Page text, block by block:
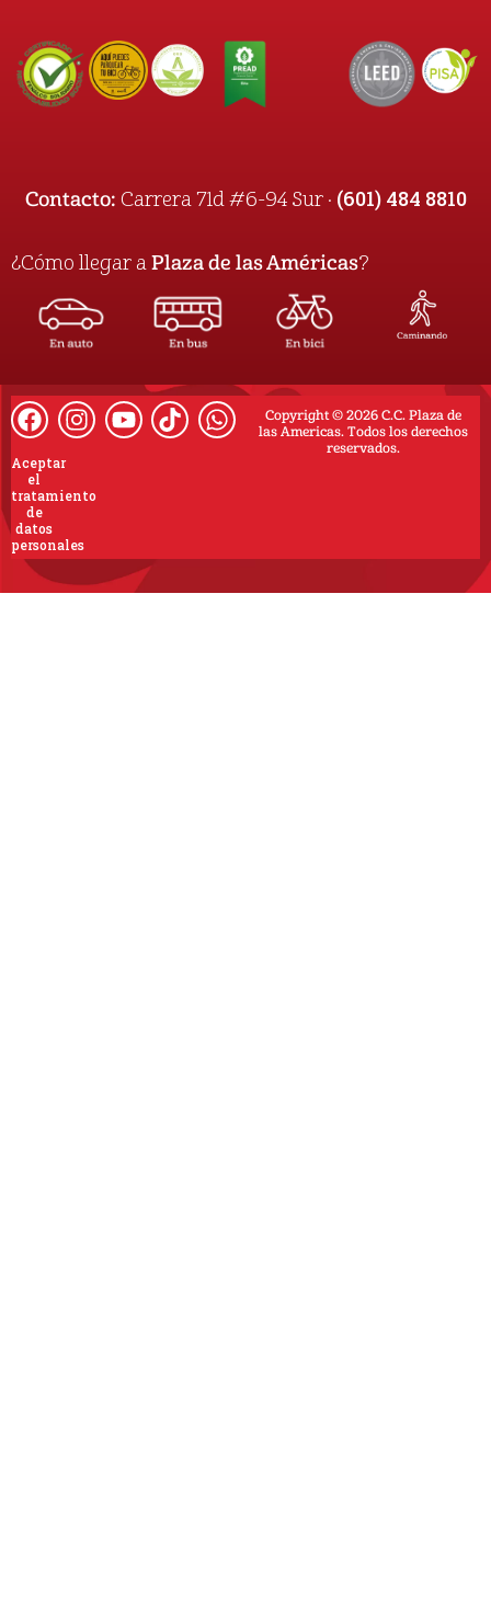
Contacto: Carrera 71d #6-94 Sur · (601) 484 8810
¿Cómo llegar a Plaza de las Américas?
Copyright © 2026 C.C. Plaza de
las Americas. Todos los derechos
reservados.
Aceptar
el
tratamiento
de
datos
personales